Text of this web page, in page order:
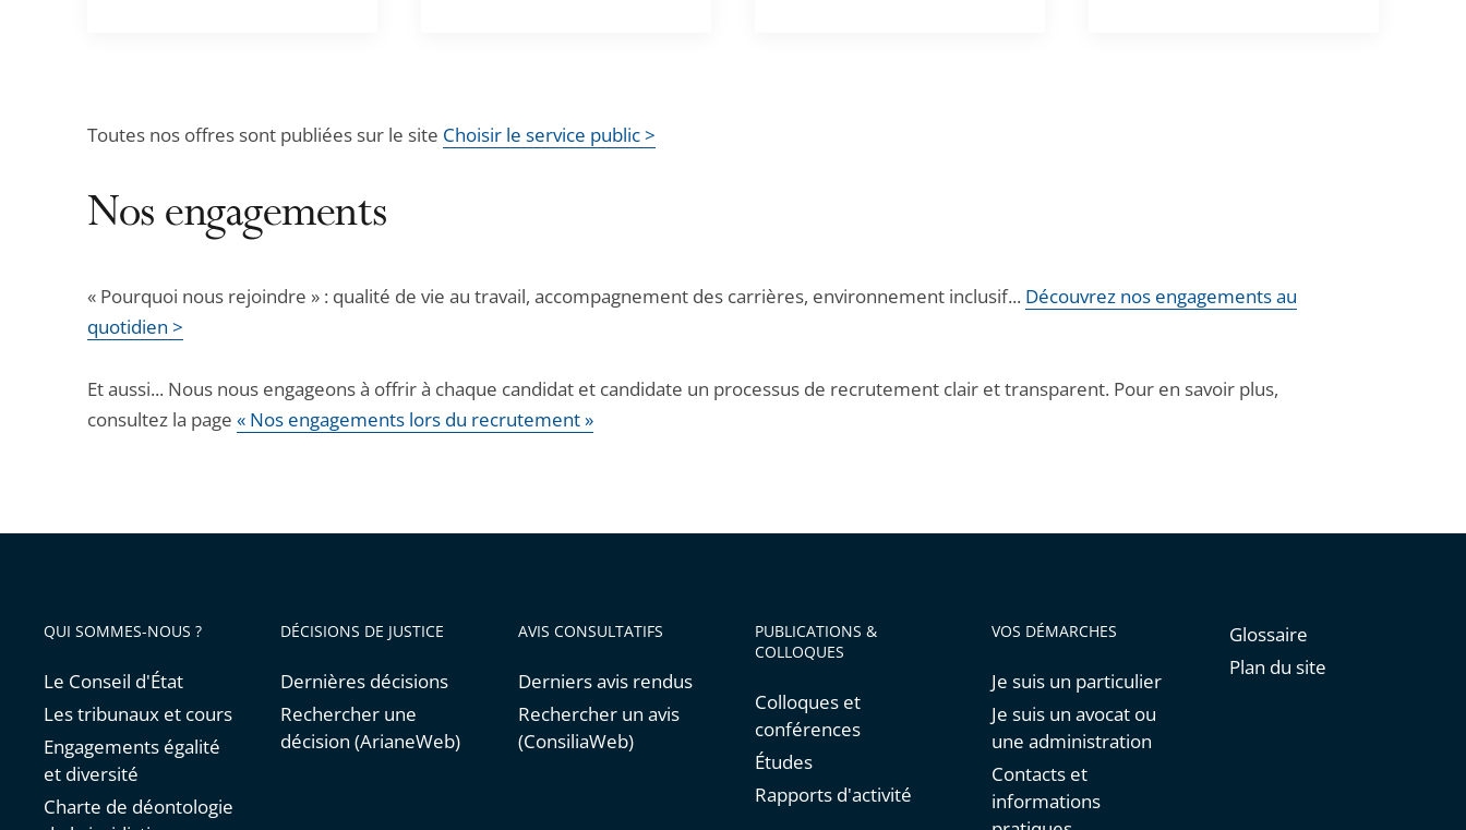
Toutes nos offres sont publiées sur le site Choisir le service public >
Nos engagements
« Pourquoi nous rejoindre » : qualité de vie au travail, accompagnement des carrières, environnement inclusif... Découvrez nos engagements au
quotidien >
Et aussi... Nous nous engageons à offrir à chaque candidat et candidate un processus de recrutement clair et transparent. Pour en savoir plus,
consultez la page « Nos engagements lors du recrutement »
QUI SOMMES-NOUS ?
Le Conseil d'État
Les tribunaux et cours
Engagements égalité
et diversité
Charte de déontologie
DÉCISIONS DE JUSTICE
Dernières décisions
Rechercher une
décision (ArianeWeb)
AVIS CONSULTATIFS
Derniers avis rendus
Rechercher un avis
(ConsiliaWeb)
PUBLICATIONS &
COLLOQUES
Colloques et
conférences
Études
Rapports d'activité
VOS DÉMARCHES
Je suis un particulier
Je suis un avocat ou
une administration
Contacts et
informations
Glossaire
Plan du site